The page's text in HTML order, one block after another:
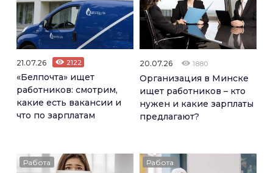
21.07.26 2122
«Белпочта» ищет
работников: смотрим,
какие есть вакансии и
что по зарплатам
20.07.26 1880
Организация в Минске
ищет работников – кто
нужен и какие зарплаты
предлагают?
Работа Работа